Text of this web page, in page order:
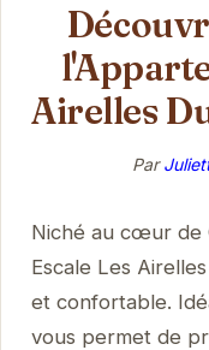
Airelles
Par
Niché au cœur de
Escale Les
et confortable.
vous permet de